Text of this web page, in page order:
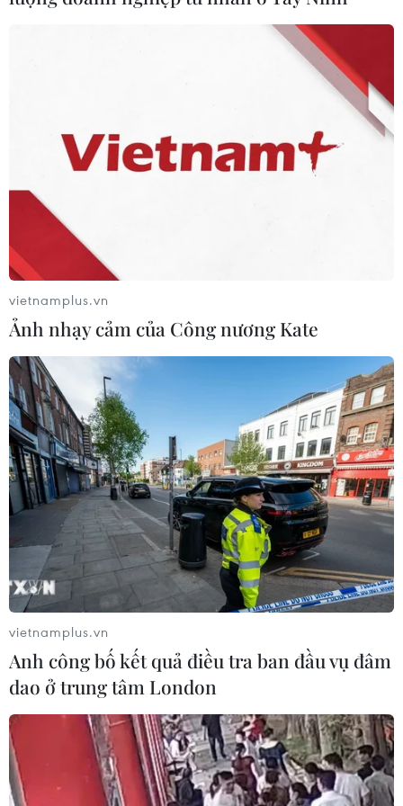
#Tổng thống Nga Vladimir Putin
#Bashar al-Assad
#Syria
Theo dõi VietnamPlus
TIN LIÊN QUAN
Mỹ hối thúc ngừng bắn giữa lúc bạo lực
leo thang ở Tây Bắc Syria
23/05/2019 03:54
vietnamplus.vn
Ảnh nhạy cảm của Công nương Kate
vietnamplus.vn
Anh công bố kết quả điều tra ban đầu vụ đâm
dao ở trung tâm London